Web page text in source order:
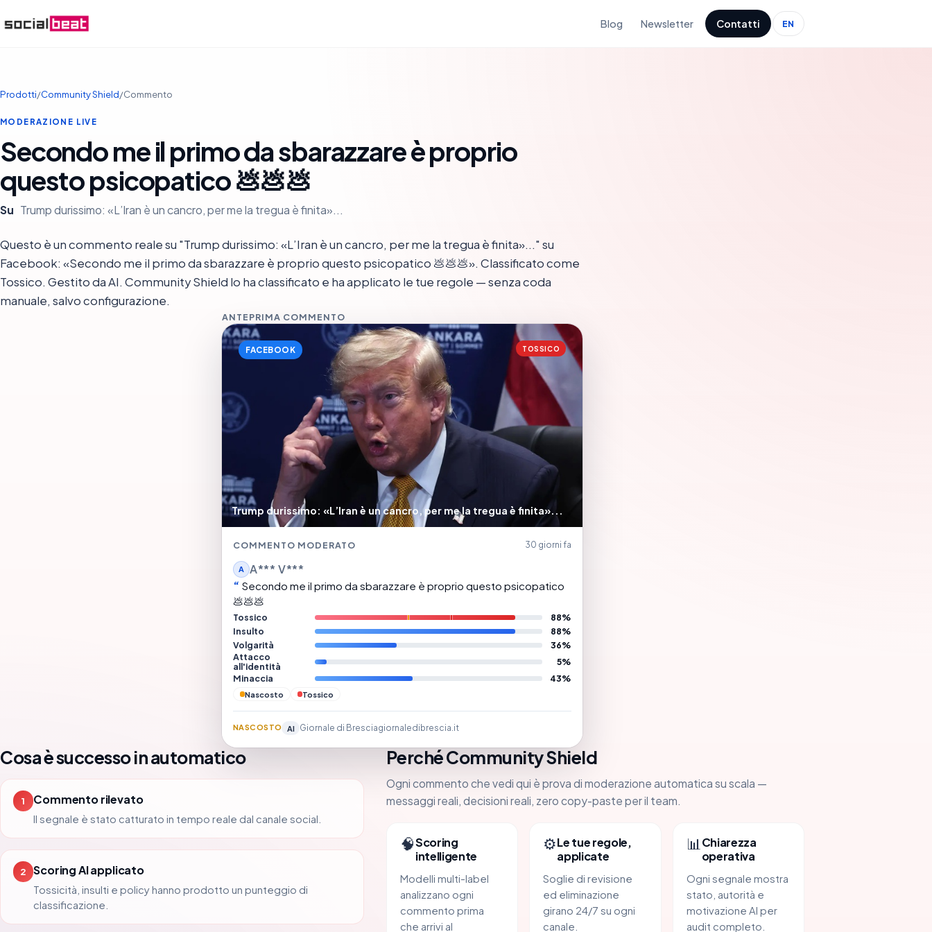
Blog Newsletter Contatti EN
Prodotti/Community Shield/Commento
MODERAZIONE LIVE
Secondo me il primo da sbarazzare è proprio
questo psicopatico 💩💩💩
Su Trump durissimo: «L’Iran è un cancro, per me la tregua è finita»...
Questo è un commento reale su "Trump durissimo: «L’Iran è un cancro, per me la tregua è finita»..." su
Facebook: «Secondo me il primo da sbarazzare è proprio questo psicopatico 💩💩💩». Classificato come
Tossico. Gestito da AI. Community Shield lo ha classificato e ha applicato le tue regole — senza coda
manuale, salvo configurazione.
ANTEPRIMA COMMENTO
FACEBOOK TOSSICO
Trump durissimo: «L’Iran è un cancro, per me la tregua è finita»...
COMMENTO MODERATO 30 giorni fa
A A*** V***
Secondo me il primo da sbarazzare è proprio questo psicopatico
💩💩💩
Tossico
88%
Insulto
88%
Volgarità
36%
Attacco
all'identità
5%
Minaccia
43%
Nascosto Tossico
NASCOSTO AI Giornale di Bresciagiornaledibrescia.it
Cosa è successo in automatico
1 Commento rilevato
Il segnale è stato catturato in tempo reale dal canale social.
2 Scoring AI applicato
Tossicità, insulti e policy hanno prodotto un punteggio di
classificazione.
Perché Community Shield
Ogni commento che vedi qui è prova di moderazione automatica su scala —
messaggi reali, decisioni reali, zero copy-paste per il team.
🧠Scoring
intelligente
Modelli multi-label
analizzano ogni
commento prima
che arrivi al
⚙️Le tue regole,
applicate
Soglie di revisione
ed eliminazione
girano 24/7 su ogni
canale.
📊 Chiarezza
operativa
Ogni segnale mostra
stato, autorità e
motivazione AI per
audit completo.